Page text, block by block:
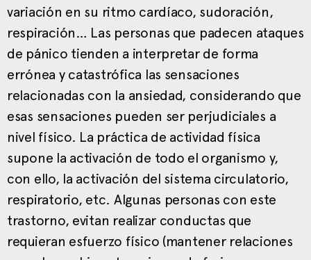
variación en su ritmo cardíaco, sudoración,
respiración… Las personas que padecen ataques
de pánico tienden a interpretar de forma
errónea y catastrófica las sensaciones
relacionadas con la ansiedad, considerando que
esas sensaciones pueden ser perjudiciales a
nivel físico. La práctica de actividad física
supone la activación de todo el organismo y,
con ello, la activación del sistema circulatorio,
respiratorio, etc. Algunas personas con este
trastorno, evitan realizar conductas que
requieran esfuerzo físico (mantener relaciones